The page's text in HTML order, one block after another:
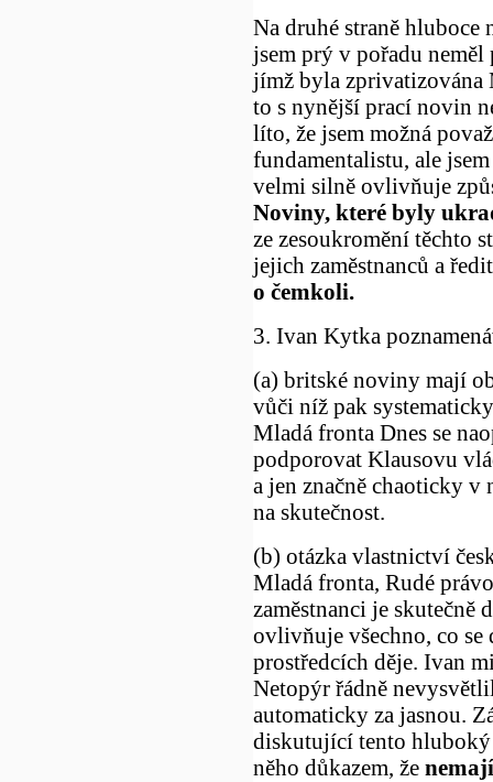
Na druhé straně hluboce
jsem prý v pořadu
jímž byla zprivatizována
to s nynější prací novin
líto, že jsem možná
fundamentalistu, ale
velmi silně ovlivňuje
Noviny, které byly
ze zesoukromění těchto
jejich zaměstnanců a
o čemkoli.
3. Ivan Kytka
(a) britské noviny mají
vůči níž pak
Mladá fronta Dnes se
podporovat Klausovu
a jen značně chaoticky v
na skutečnost.
(b) otázka vlastnictví
Mladá fronta, Rudé
zaměstnanci je skutečně
ovlivňuje všechno, co se
prostředcích děje. Ivan
Netopýr řádně
automaticky za jasnou.
diskutující tento
něho důkazem, že